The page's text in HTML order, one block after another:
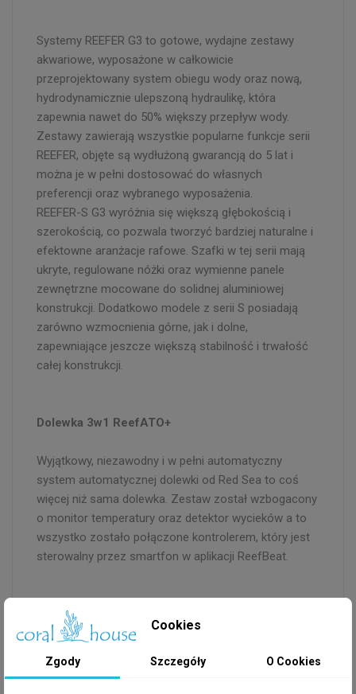
Systemy REEFER G3 to gotowe, wydajne zestawy
akwariowe, wyposażone w całkowicie
przeprojektowany system obiegu wody oraz nową,
hydrodynamicznie ulepszoną hydraulikę, która
zapewnia nawet do 50% większy przepływ wody.
Zestawy zawierają wszystkie popularne funkcje serii
REEFER, objęte są wydłużoną gwarancją do 5 lat i
można je w pełni dostosować do własnych
preferencji oraz wybranego wyposażenia.
REEFER-S G3 wyróżnia się większą głębokością i
szerokością, co pozwala tworzyć bardziej naturalne i
efektowne aranżacje rafowe. Szafki w tej serii mają
ukryte, regulowane nóżki oraz wymienne panele
zewnętrzne mocowane do solidnej aluminiowej
konstrukcji. Dodatkowo modele z serii S posiadają
zarówno wzmocnienia górne, jak i dolne,
zapewniające jeszcze większą stabilność i trwałość
całej konstrukcji.
Dolewka 3w1 ReefATO+
Wyjątkowy, niezawodny i w pełni automatyczny
system automatycznej dolewki od Red Sea to coś
więcej niż sama dolewka. Zestaw został wzbogacony
o monitor temperatury oraz detektor wycieków a to
wszystko zostało połączone kontrolerem, który jest
sterowalny przez smartfon w aplikacji ReefBeat.
Ulepszony system zarządzania wodą
bocznymi pompami dla uzyskania optymalnej
Cookies
Zgody Szczegóły O Cookies